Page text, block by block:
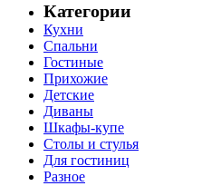
Категории
Кухни
Спальни
Гостиные
Прихожие
Детские
Диваны
Шкафы-купе
Столы и стулья
Для гостиниц
Разное